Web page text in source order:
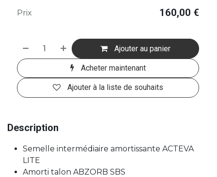
Ajouter au panier
Acheter maintenant
Ajouter à la liste de souhaits
Prix 160,00 €
Description
Semelle intermédiaire amortissante ACTEVA
LITE
Amorti talon ABZORB SBS